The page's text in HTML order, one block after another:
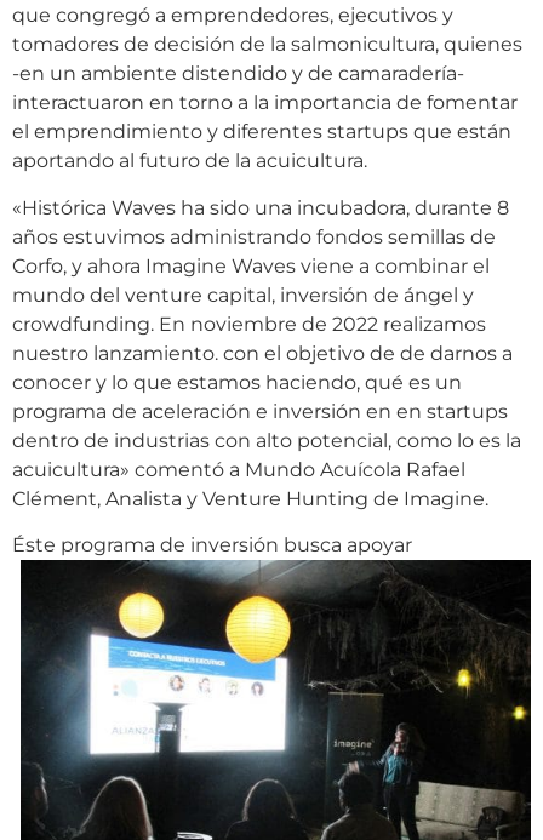
que congregó a emprendedores, ejecutivos y
tomadores de decisión de la salmonicultura, quienes
-en un ambiente distendido y de camaradería-
interactuaron en torno a la importancia de fomentar
el emprendimiento y diferentes startups que están
aportando al futuro de la acuicultura.
«Histórica Waves ha sido una incubadora, durante 8
años estuvimos administrando fondos semillas de
Corfo, y ahora Imagine Waves viene a combinar el
mundo del venture capital, inversión de ángel y
crowdfunding. En noviembre de 2022 realizamos
nuestro lanzamiento. con el objetivo de de darnos a
conocer y lo que estamos haciendo, qué es un
programa de aceleración e inversión en en startups
dentro de industrias con alto potencial, como lo es la
acuicultura» comentó a Mundo Acuícola Rafael
Clément, Analista y Venture Hunting de Imagine.
Éste programa de inversión busca apoyar